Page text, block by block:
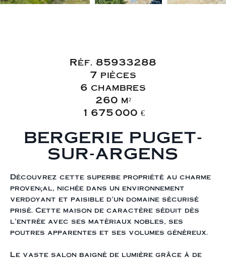
Réf. 85933288
7 pièces
6 chambres
260 m²
1 675 000 €
BERGERIE PUGET-
SUR-ARGENS
Découvrez cette superbe propriété au charme
provençal, nichée dans un environnement
verdoyant et paisible d'un domaine sécurisé
prisé. Cette maison de caractère séduit dès
l’entrée avec ses matériaux nobles, ses
poutres apparentes et ses volumes généreux.
Le vaste salon baigné de lumière grâce à de